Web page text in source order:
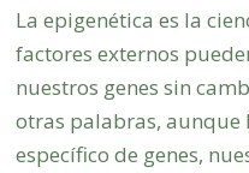
La epigenética es la
factores externos
nuestros genes sin
otras palabras, aunque
específico de genes,